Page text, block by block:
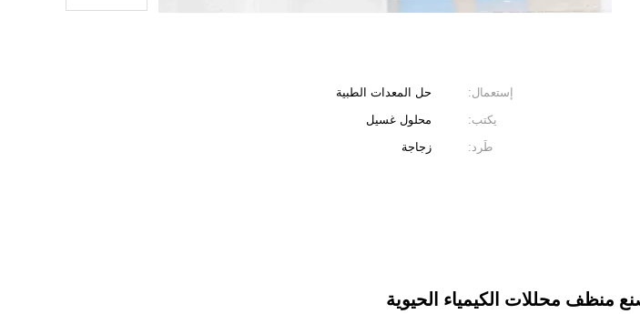
إستعمال:
حل المعدات الطبية
يكتب:
محلول غسيل
طَرد:
زجاجة